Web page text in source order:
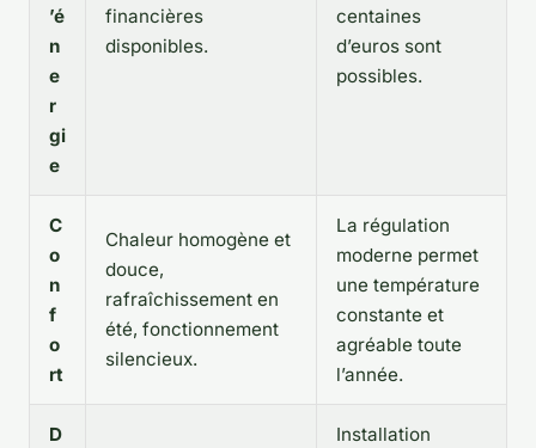
’é
n
e
r
gi
e
financières
disponibles.
centaines
d’euros sont
possibles.
C
o
n
f
o
rt
Chaleur homogène et
douce,
rafraîchissement en
été, fonctionnement
silencieux.
La régulation
moderne permet
une température
constante et
agréable toute
l’année.
D
Installation